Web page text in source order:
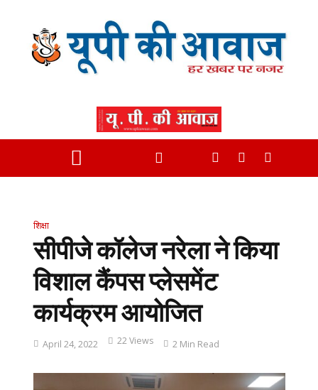
शिक्षा
सीपीजे कॉलेज नरेला ने किया
विशाल कैंपस प्लेसमेंट
कार्यक्रम आयोजित
April 24, 2022 22 Views 2 Min Read